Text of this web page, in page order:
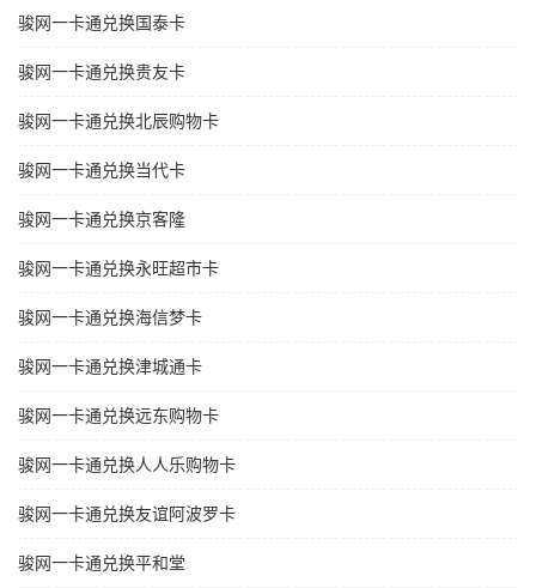
骏网一卡通兑换国泰卡
骏网一卡通兑换贵友卡
骏网一卡通兑换北辰购物卡
骏网一卡通兑换当代卡
骏网一卡通兑换京客隆
骏网一卡通兑换永旺超市卡
骏网一卡通兑换海信梦卡
骏网一卡通兑换津城通卡
骏网一卡通兑换远东购物卡
骏网一卡通兑换人人乐购物卡
骏网一卡通兑换友谊阿波罗卡
骏网一卡通兑换平和堂